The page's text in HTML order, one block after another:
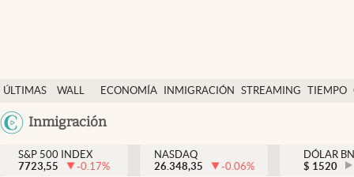
ÚLTIMAS
NOTICIAS
WALL
Y
DÓLAR
ECONOMÍA INMIGRACIÓN STREAMING TIEMPO
México
Inmigración
Finanzas y economía
Wall Street y dólar
Inmigración
S&P 500 INDEX
7723,55
-0.17%
NASDAQ
26.348,35
-0.06%
DÓLAR
$ 1520